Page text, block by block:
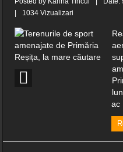
1034 Vizualizari
ac